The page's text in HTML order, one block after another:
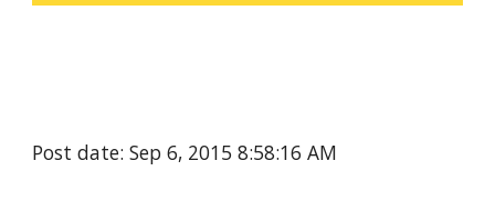
Post date: Sep 6, 2015 8:58:16 AM